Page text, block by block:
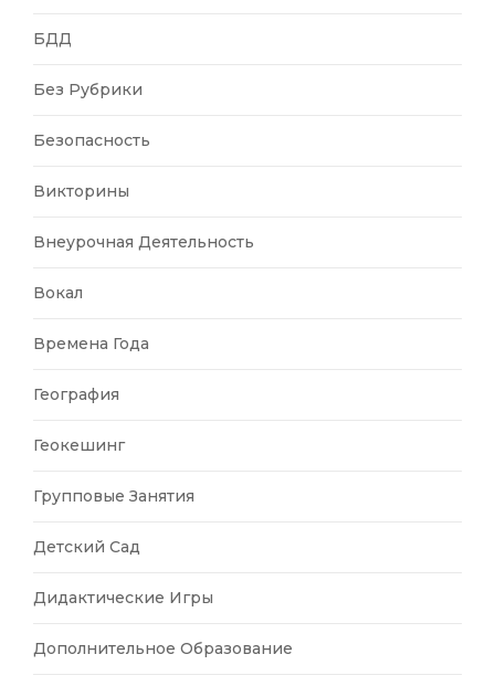
БДД
Без Рубрики
Безопасность
Викторины
Внеурочная Деятельность
Вокал
Времена Года
География
Геокешинг
Групповые Занятия
Детский Сад
Дидактические Игры
Дополнительное Образование